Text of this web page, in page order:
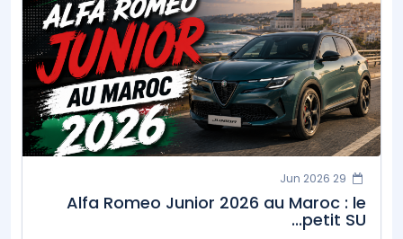
Alfa Romeo Junior 2026 au Maroc : le
petit SU...